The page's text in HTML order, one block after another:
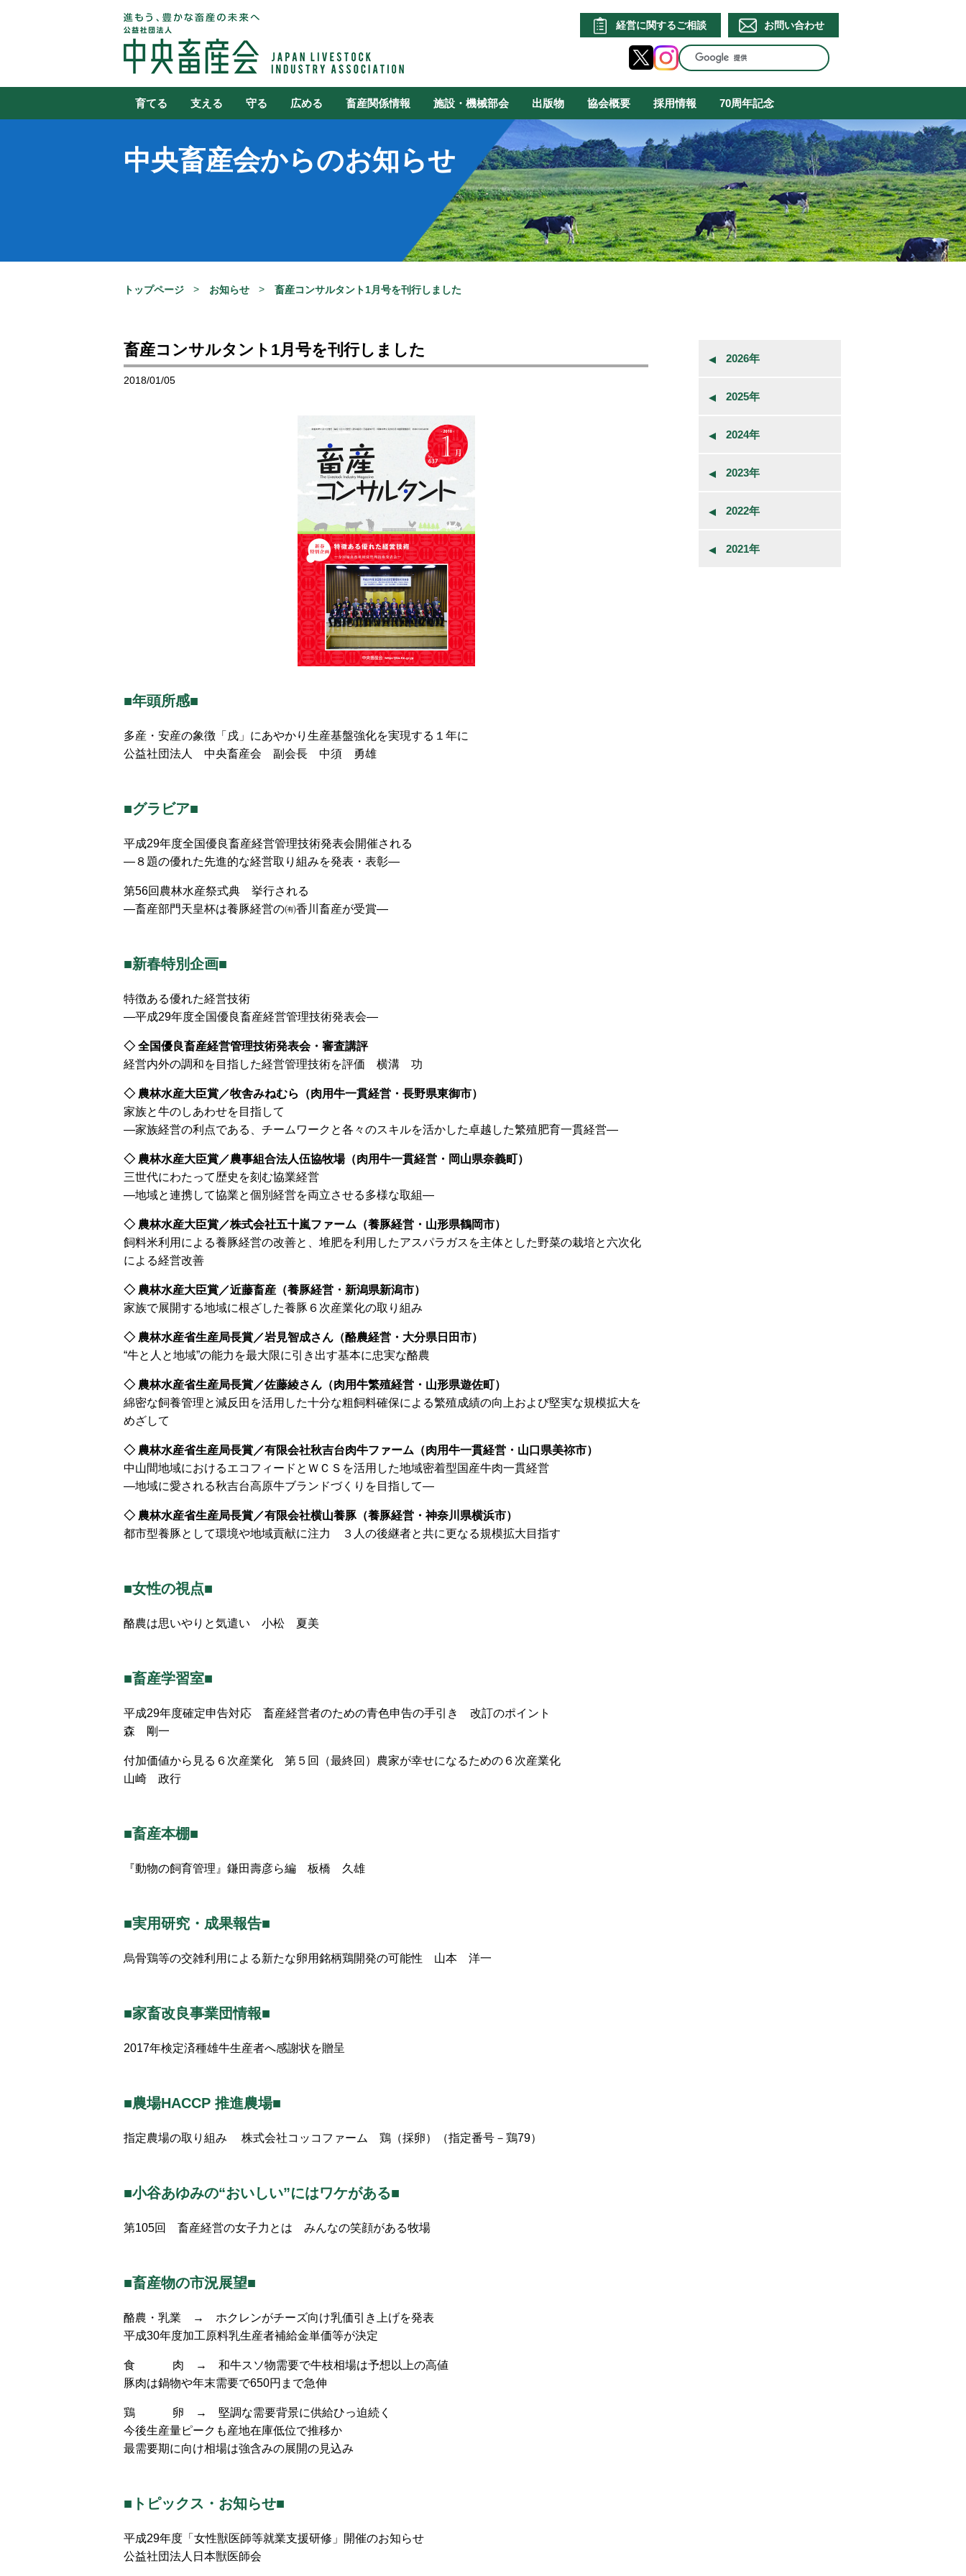
経営に関するご相談 お問い合わせ
育てる 支える 守る 広める 畜産関係情報 施設・機械部会 出版物 協会概要 採用情報 70周年記念
中央畜産会からのお知らせ
トップページ お知らせ 畜産コンサルタント1月号を刊行しました
畜産コンサルタント1月号を刊行しました
2018/01/05
■年頭所感■
多産・安産の象徴「戌」にあやかり生産基盤強化を実現する１年に
公益社団法人 中央畜産会 副会長 中須 勇雄
■グラビア■
平成29年度全国優良畜産経営管理技術発表会開催される
―８題の優れた先進的な経営取り組みを発表・表彰―
第56回農林水産祭式典 挙行される
―畜産部門天皇杯は養豚経営の㈲香川畜産が受賞―
■新春特別企画■
特徴ある優れた経営技術
―平成29年度全国優良畜産経営管理技術発表会―
◇ 全国優良畜産経営管理技術発表会・審査講評
経営内外の調和を目指した経営管理技術を評価 横溝 功
◇ 農林水産大臣賞／牧舎みねむら（肉用牛一貫経営・長野県東御市）
家族と牛のしあわせを目指して
―家族経営の利点である、チームワークと各々のスキルを活かした卓越した繁殖肥育一貫経営―
◇ 農林水産大臣賞／農事組合法人伍協牧場（肉用牛一貫経営・岡山県奈義町）
三世代にわたって歴史を刻む協業経営
―地域と連携して協業と個別経営を両立させる多様な取組―
◇ 農林水産大臣賞／株式会社五十嵐ファーム（養豚経営・山形県鶴岡市）
飼料米利用による養豚経営の改善と、堆肥を利用したアスパラガスを主体とした野菜の栽培と六次化
による経営改善
◇ 農林水産大臣賞／近藤畜産（養豚経営・新潟県新潟市）
家族で展開する地域に根ざした養豚６次産業化の取り組み
◇ 農林水産省生産局長賞／岩見智成さん（酪農経営・大分県日田市）
“牛と人と地域”の能力を最大限に引き出す基本に忠実な酪農
◇ 農林水産省生産局長賞／佐藤綾さん（肉用牛繁殖経営・山形県遊佐町）
綿密な飼養管理と減反田を活用した十分な粗飼料確保による繁殖成績の向上および堅実な規模拡大を
めざして
◇ 農林水産省生産局長賞／有限会社秋吉台肉牛ファーム（肉用牛一貫経営・山口県美祢市）
中山間地域におけるエコフィードとＷＣＳを活用した地域密着型国産牛肉一貫経営
―地域に愛される秋吉台高原牛ブランドづくりを目指して―
◇ 農林水産省生産局長賞／有限会社横山養豚（養豚経営・神奈川県横浜市）
都市型養豚として環境や地域貢献に注力 ３人の後継者と共に更なる規模拡大目指す
■女性の視点■
酪農は思いやりと気遣い 小松 夏美
■畜産学習室■
平成29年度確定申告対応 畜産経営者のための青色申告の手引き 改訂のポイント
森 剛一
付加価値から見る６次産業化 第５回（最終回）農家が幸せになるための６次産業化
山崎 政行
■畜産本棚■
『動物の飼育管理』鎌田壽彦ら編 板橋 久雄
■実用研究・成果報告■
烏骨鶏等の交雑利用による新たな卵用銘柄鶏開発の可能性 山本 洋一
■家畜改良事業団情報■
2017年検定済種雄牛生産者へ感謝状を贈呈
■農場HACCP 推進農場■
指定農場の取り組み 株式会社コッコファーム 鶏（採卵）（指定番号－鶏79）
■小谷あゆみの“おいしい”にはワケがある■
第105回 畜産経営の女子力とは みんなの笑顔がある牧場
■畜産物の市況展望■
酪農・乳業 → ホクレンがチーズ向け乳価引き上げを発表
平成30年度加工原料乳生産者補給金単価等が決定
食 肉 → 和牛スソ物需要で牛枝相場は予想以上の高値
豚肉は鍋物や年末需要で650円まで急伸
鶏 卵 → 堅調な需要背景に供給ひっ迫続く
今後生産量ピークも産地在庫低位で推移か
最需要期に向け相場は強含みの展開の見込み
■トピックス・お知らせ■
平成29年度「女性獣医師等就業支援研修」開催のお知らせ
公益社団法人日本獣医師会
2026年
2025年
2024年
2023年
2022年
2021年